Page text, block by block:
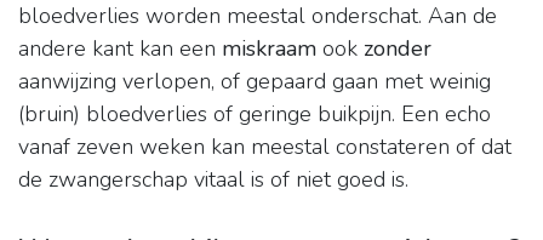
bloedverlies worden meestal onderschat. Aan de
andere kant kan een miskraam ook zonder
aanwijzing verlopen, of gepaard gaan met weinig
(bruin) bloedverlies of geringe buikpijn. Een echo
vanaf zeven weken kan meestal constateren of dat
de zwangerschap vitaal is of niet goed is.